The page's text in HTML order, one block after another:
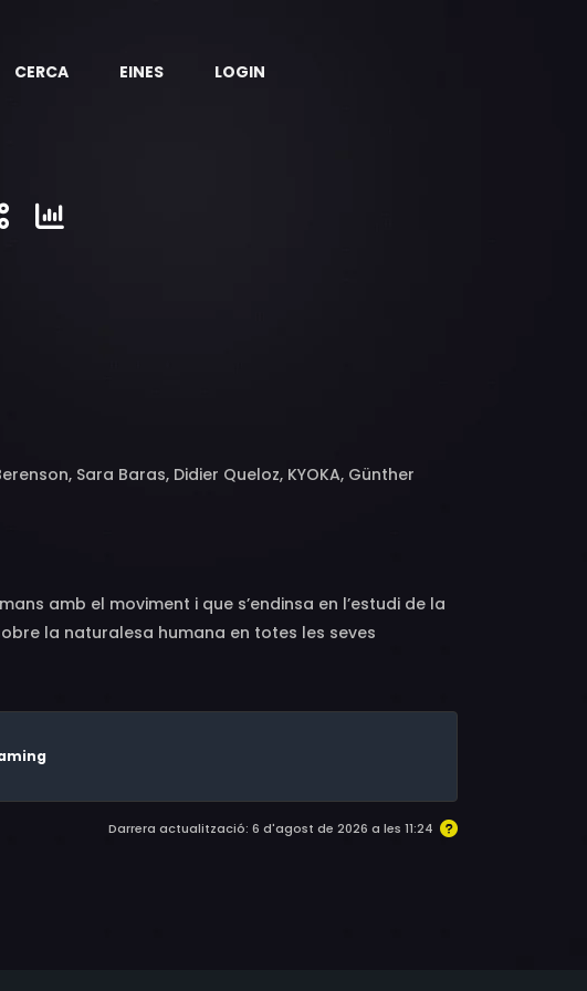
CERCA EINES LOGIN
Sara Baras, Didier Queloz, KYOKA, Günther
Horan, Leo Felipe, Oral Çokatar, Cristina Crescenzi
amb el moviment i que s’endinsa en l’estudi de la
la naturalesa humana en totes les seves
existència. A través del ball, de l’art i del
i el Beta, dos personatges misteriosos que
Darrera actualització: 6 d'agost de 2026 a les 11:24